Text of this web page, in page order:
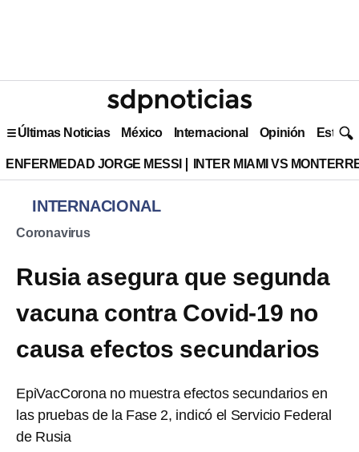
Últimas Noticias México Internacional Opinión Estilo
ENFERMEDAD JORGE MESSI INTER MIAMI VS
INTERNACIONAL
Coronavirus
Rusia asegura que segunda
vacuna contra Covid-19 no
causa efectos secundarios
EpiVacCorona no muestra efectos secundarios en
las pruebas de la Fase 2, indicó el Servicio Federal
de Rusia